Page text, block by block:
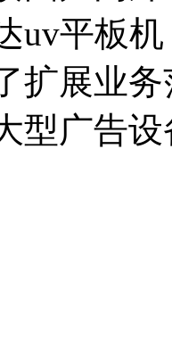
uv平板
扩展业
型广告